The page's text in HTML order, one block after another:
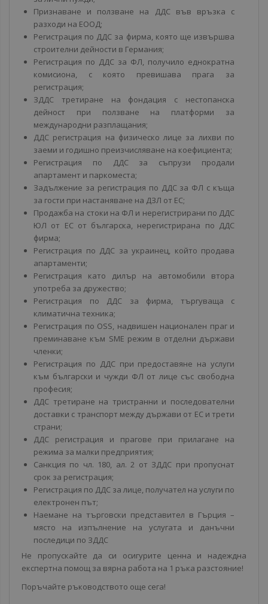
Признаване и ползване на ДДС във връзка с
разходи на ЕООД;
Регистрация по ДДС за фирма, която ще извършва
строителни дейности в Германия;
Регистрация по ДДС за ФЛ, получило еднократна
комисиона, с която превишава прага за
регистрация;
ЗДДС третиране на фондация с нестопанска
дейност при ползване на платформи за
международни разплащания;
ДДС регистрация на физическо лице за лихви по
заеми и годишно преизчисляване на коефициента;
Регистрация по ДДС за съпрузи продали
апартамент и паркоместа;
Задължение за регистрация по ДДС за ФЛ с къща
за гости при настаняване на ДЗЛ от ЕС;
Продажба на стоки на ФЛ и нерегистрирани по ДДС
ЮЛ от ЕС от българска, нерегистрирана по ДДС
фирма;
Регистрация по ДДС за украинец, който продава
апартаменти;
Регистрация като дилър на автомобили втора
употреба за дружество;
Регистрация по ДДС за фирма, търгуваща с
климатична техника;
Регистрация по OSS, надвишен национален праг и
преминаване към SME режим в отделни държави
членки;
Регистрация по ДДС при предоставяне на услуги
към български и чужди ФЛ от лице със свободна
професия;
ДДС третиране на тристранни и последователни
доставки с транспорт между държави от ЕС и трети
страни;
ДДС регистрация и прагове при прилагане на
режима за малки предприятия;
Санкция по чл. 180, ал. 2 от ЗДДС при пропуснат
срок за регистрация;
Регистрация по ДДС за лице, получател на услуги по
електронен път;
Наемане на търговски представител в Гърция –
място на изпълнение на услугата и данъчни
последици по ЗДДС
Не пропускайте да си осигурите ценна и надеждна
експертна помощ за вярна работа на 1 ръка разстояние!
Поръчайте ръководството още сега!